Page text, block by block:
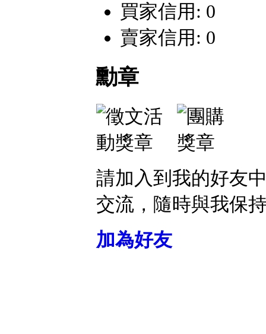
買家信用: 0
賣家信用: 0
勳章
請加入到我的好友
交流，隨時與我保
加為好友